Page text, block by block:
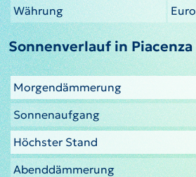
Währung
Euro
Sonnenverlauf in Piacenza
Morgendämmerung
Sonnenaufgang
Höchster Stand
Abenddämmerung